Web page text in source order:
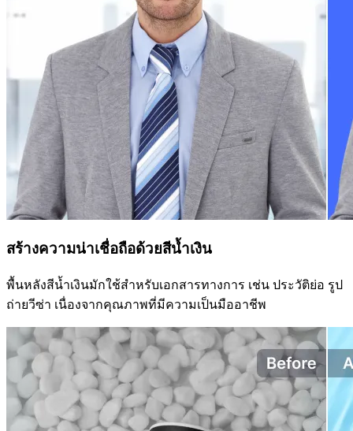
สร้างความน่าเชื่อถือด้วยสีน้ำเงิน
พื้นหลังสีน้ำเงินมักใช้สำหรับเอกสารทางการ เช่น ประวัติย่อ รูป
ถ่ายวีซ่า เนื่องจากคุณภาพที่มีความเป็นมืออาชีพ